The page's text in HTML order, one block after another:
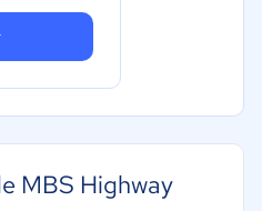
MBS Highway